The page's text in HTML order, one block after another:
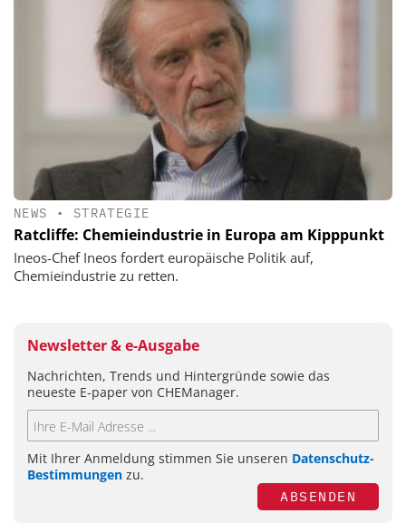
NEWS • STRATEGIE
Ratcliffe: Chemieindustrie in Europa am Kipppunkt
Ineos-Chef Ineos fordert europäische Politik auf,
Chemieindustrie zu retten.
Newsletter & e-Ausgabe
Nachrichten, Trends und Hintergründe sowie das
neueste E-paper von CHEManager.
Mit Ihrer Anmeldung stimmen Sie unseren Datenschutz-
Bestimmungen zu.
ABSENDEN